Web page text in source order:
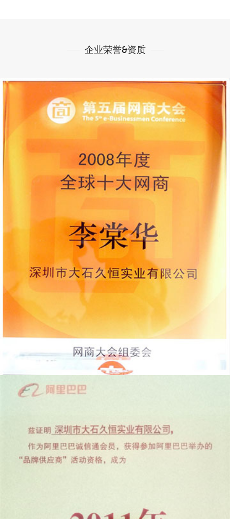
企业荣誉&资质